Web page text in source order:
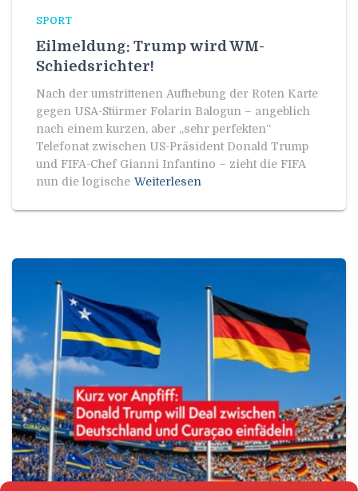
SPORT
Eilmeldung: Trump wird WM-
Schiedsrichter!
Nach der umstrittenen Aufhebung der Roten Karte
gegen USA-Stürmer Folarin Balogun – angeblich
nach einem kurzen, aber „sehr perfekten“
Telefonat zwischen US-Präsident Donald Trump
und FIFA-Chef Gianni Infantino – zieht die FIFA
nun die logische Weiterlesen